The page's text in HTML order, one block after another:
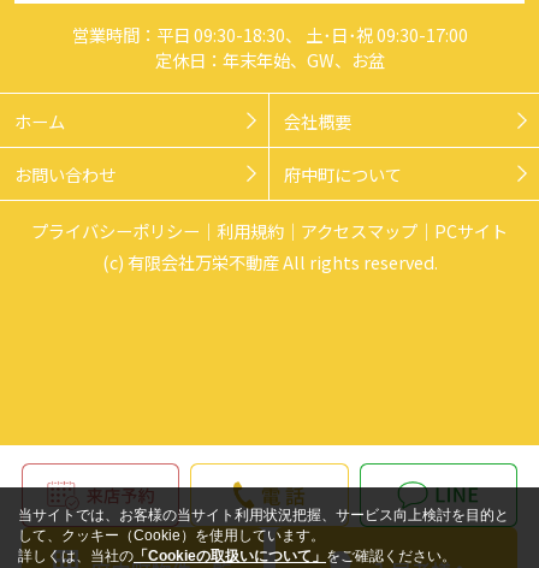
営業時間：平日 09:30-18:30、 土･日･祝 09:30-17:00
定休日：年末年始、GW、お盆
ホーム 会社概要
お問い合わせ 府中町について
プライバシーポリシー 利用規約 アクセスマップ
PCサイト
(c) 有限会社万栄不動産 All rights reserved.
当サイトでは、お客様の当サイト利用状況把握、サービス向上検討を目的と
して、クッキー（Cookie）を使用しています。
詳しくは、当社の 「Cookieの取扱いについて」 をご確認ください。